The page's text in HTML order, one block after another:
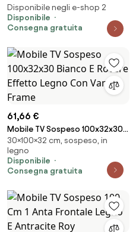
Disponibile negli e-shop 2
Disponibile
Consegna gratuita
61,66 €
Mobile TV Sospeso 100x32x30
Bianco E Rovere Effetto Legno
Con Vano Frame
30×100×32 cm, sospeso, in
legno
Disponibile
Consegna gratuita